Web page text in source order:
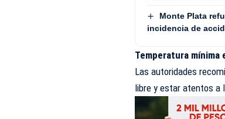
Monte Plata
incidencia de
Temperatura mínima
Las autoridades
libre y estar atentos a